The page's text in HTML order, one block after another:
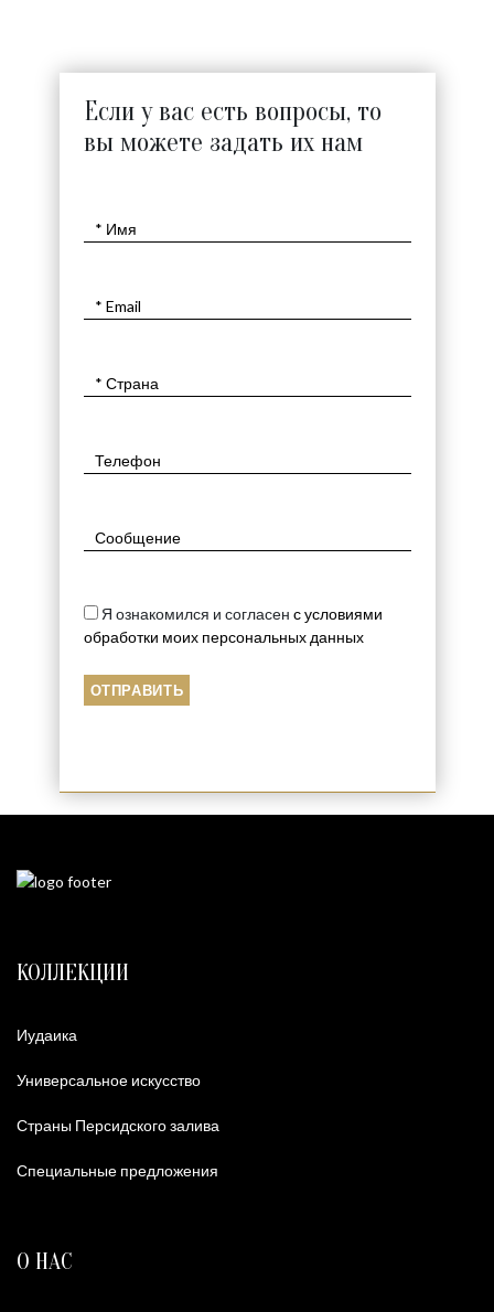
Если у вас есть вопросы, то
вы можете задать их нам
Я ознакомился и согласен с условиями
обработки моих персональных данных
КОЛЛЕКЦИИ
Иудаика
Универсальное искусство
Страны Персидского залива
Специальные предложения
О НАС